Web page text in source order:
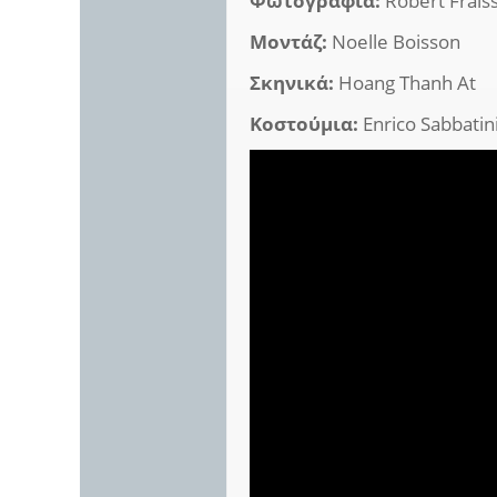
Μοντάζ: Noelle Boisson
Σκηνικά: Hoang Thanh At
Κοστούμια: Enrico